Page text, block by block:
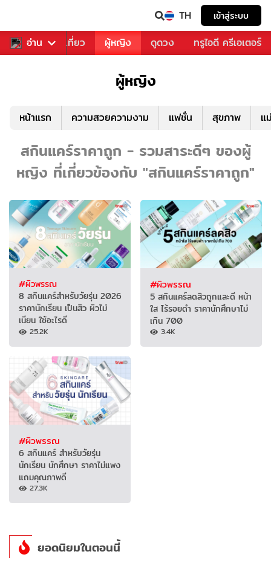
TH เข้าสู่ระบบ
อ่าน
อาหาร ท่องเที่ยว ผู้หญิง ดูดวง ทรูไอดี ครีเอเตอร์
ผู้หญิง
หน้าแรก ความสวยความงาม แฟชั่น สุขภาพ แ
สกินแคร์ราคาถูก - รวมสาระดีๆ ของผู้
หญิง ที่เกี่ยวข้องกับ "สกินแคร์ราคาถูก"
#ผิวพรรณ
8 สกินแคร์สำหรับวัยรุ่น 2026
ราคานักเรียน เป็นสิว ผิวไม่
เนียน ใช้อะไรดี
25.2K
#ผิวพรรณ
5 สกินแคร์ลดสิวถูกและดี หน้า
ใส ไร้รอยดำ ราคานักศึกษาไม่
เกิน 700
3.4K
#ผิวพรรณ
6 สกินแคร์ สำหรับวัยรุ่น
นักเรียน นักศึกษา ราคาไม่แพง
แถมคุณภาพดี
27.3K
ยอดนิยมในตอนนี้